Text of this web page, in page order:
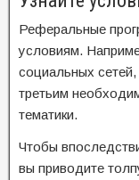
Реферальные
условиям.
социальных
третьим
тематики.
Чтобы
вы приводите